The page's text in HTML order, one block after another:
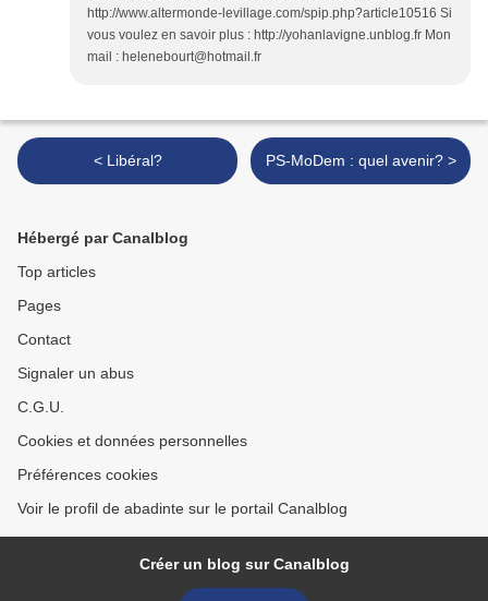
http://www.altermonde-levillage.com/spip.php?article10516 Si
vous voulez en savoir plus : http://yohanlavigne.unblog.fr Mon
mail : helenebourt@hotmail.fr
< Libéral? PS-MoDem : quel avenir? >
Hébergé par Canalblog
Top articles
Pages
Contact
Signaler un abus
C.G.U.
Cookies et données personnelles
Préférences cookies
Voir le profil de abadinte sur le portail Canalblog
Créer un blog sur Canalblog